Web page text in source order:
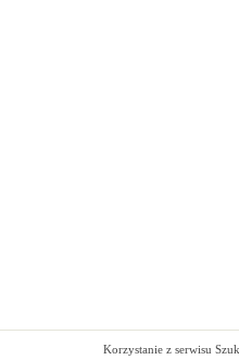
Korzystanie z serwisu